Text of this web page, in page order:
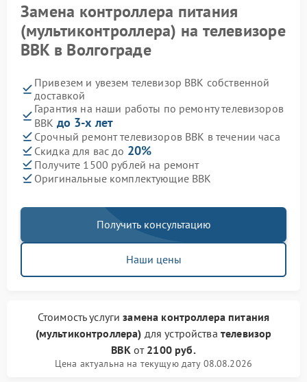
Замена контроллера питания
(мультиконтроллера) на телевизоре
BBK в Волгограде
Привезем и увезем телевизор BBK собственной
доставкой
Гарантия на наши работы по ремонту телевизоров
BBK до 3-х лет
Срочный ремонт телевизоров BBK в течении часа
Скидка для вас до 20%
Получите 1500 рублей на ремонт
Оригинальные комплектующие BBK
Получить консультацию
Наши цены
Стоимость услугизамена контроллера питания
(мультиконтроллера) для устройства телевизор
BBKот 2100 руб.
Цена актуальна на текущую дату 08.08.2026